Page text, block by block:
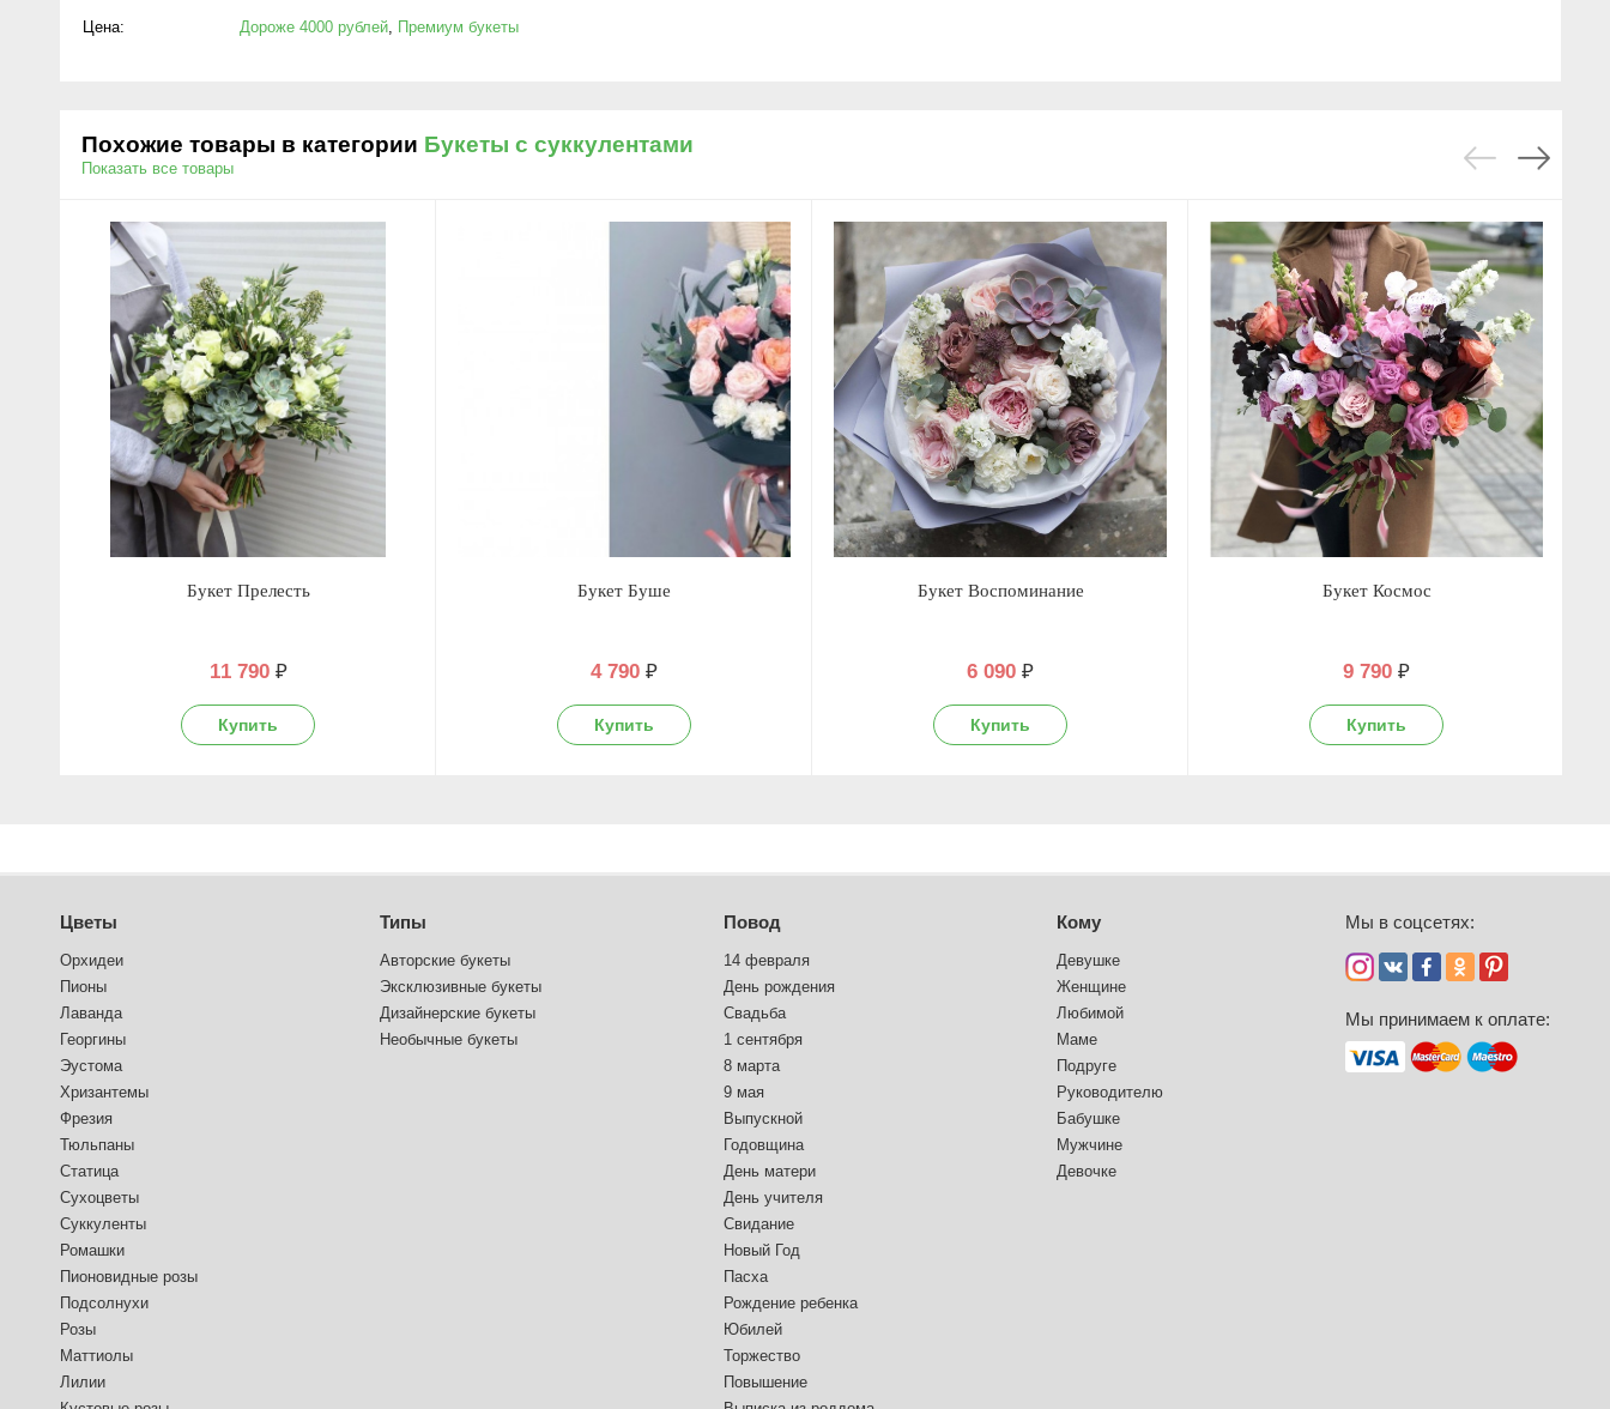
Цена: Дороже 4000 рублей, Премиум букеты
Похожие товары в категории Букеты с суккулентами
Показать все товары
Букет Прелесть
11 790 ₽
Букет Буше
4 790 ₽
Букет Воспоминание
6 090 ₽
Букет Космос
9 790 ₽
Цветы
Орхидеи
Пионы
Лаванда
Георгины
Эустома
Хризантемы
Фрезия
Тюльпаны
Статица
Сухоцветы
Суккуленты
Ромашки
Пионовидные розы
Подсолнухи
Розы
Маттиолы
Лилии
Типы
Авторские букеты
Эксклюзивные букеты
Дизайнерские букеты
Необычные букеты
Повод
14 февраля
День рождения
Свадьба
1 сентября
8 марта
9 мая
Выпускной
Годовщина
День матери
День учителя
Свидание
Новый Год
Пасха
Рождение ребенка
Юбилей
Торжество
Повышение
Кому
Девушке
Женщине
Любимой
Маме
Подруге
Руководителю
Бабушке
Мужчине
Девочке
Мы в соцсетях:
Мы принимаем к оплате: